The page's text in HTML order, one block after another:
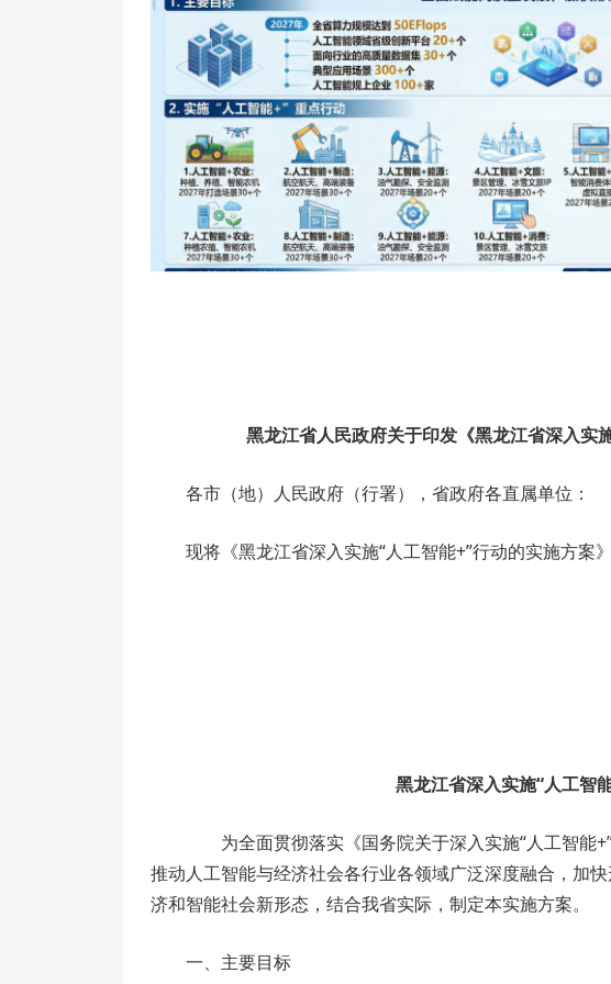
黑龙江省人民政府关于印发《黑龙江省深入实
各市（地）人民政府（行署），省政府各直属单位：
现将《黑龙江省深入实施“人工智能+”行动的实施方案
黑龙江省深入实施“人工智
为全面贯彻落实《国务院关于深入实施“人工智能+”
推动人工智能与经济社会各行业各领域广泛深度融合，加
济和智能社会新形态，结合我省实际，制定本实施方案。
一、主要目标